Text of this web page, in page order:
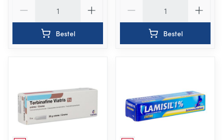
Bestel Bestel